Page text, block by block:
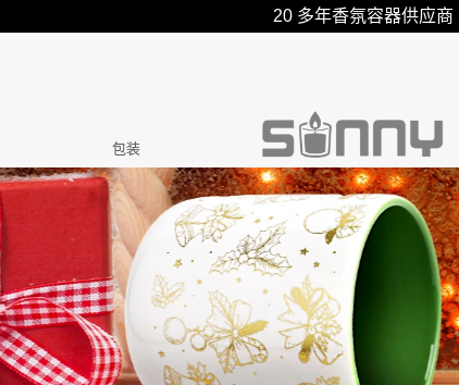
20 多年香氛容器供应商
包装